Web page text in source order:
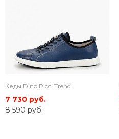
Кеды Dino Ricci Trend
7 730 руб.
8 590 руб.